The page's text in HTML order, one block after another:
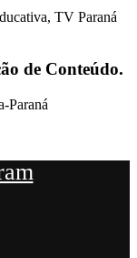
TV Paraná
de Conteúdo.
Paraná